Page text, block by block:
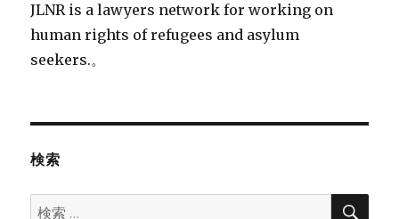
JLNR is a lawyers network for working on
human rights of refugees and asylum
seekers.。
検索
検
検